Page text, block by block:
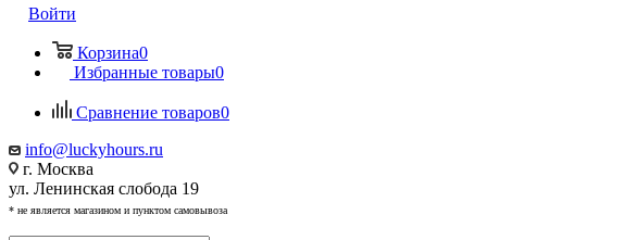
Войти
Корзина0
Избранные товары0
Сравнение товаров0
info@luckyhours.ru
г. Москва
ул. Ленинская слобода 19
* не является магазином и пунктом самовывоза